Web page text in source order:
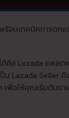
ร้อมเทคนิคการตกแ
ด้คือ Lazada แพล
น Lazada Seller คื
เพื่อให้คุณเริ่มต้นขา